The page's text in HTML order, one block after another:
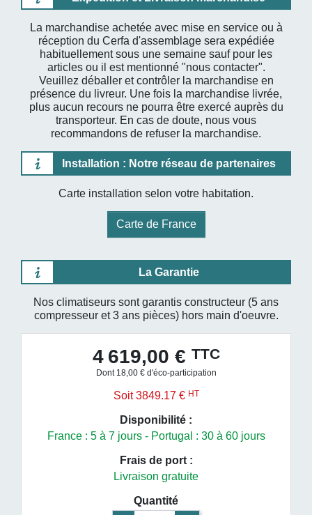
La marchandise achetée avec mise en service ou à
réception du Cerfa d'assemblage sera expédiée
habituellement sous une semaine sauf pour les
articles ou il est mentionné "nous contacter".
Veuillez déballer et contrôler la marchandise en
présence du livreur. Une fois la marchandise livrée,
plus aucun recours ne pourra être exercé auprès du
transporteur. En cas de doute, nous vous
recommandons de refuser la marchandise.
Installation : Notre réseau de partenaires
Carte installation selon votre habitation.
Carte de France
La Garantie
Nos climatiseurs sont garantis constructeur (5 ans
compresseur et 3 ans pièces) hors main d'oeuvre.
4 619,00 € TTC
Dont 18,00 € d'éco-participation
Soit 3849.17 € HT
Disponibilité :
France : 5 à 7 jours - Portugal : 30 à 60 jours
Frais de port :
Livraison gratuite
Quantité